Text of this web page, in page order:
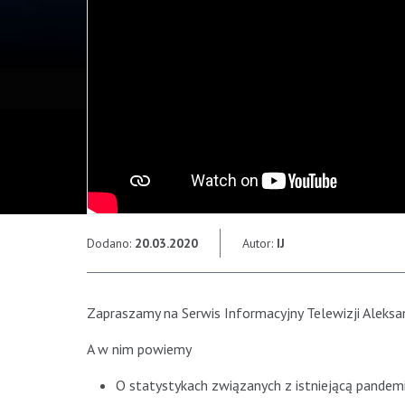
Dodano: 20.03.2020 Autor: IJ
Zapraszamy na Serwis Informacyjny Telewizji
A w nim powiemy
O statystykach związanych z istniejącą